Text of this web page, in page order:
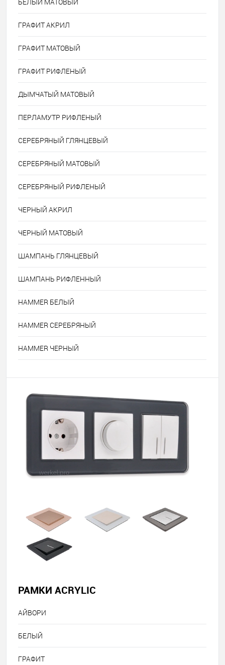
ГРАФИТ АКРИЛ
ГРАФИТ МАТОВЫЙ
ГРАФИТ РИФЛЕНЫЙ
ДЫМЧАТЫЙ МАТОВЫЙ
ПЕРЛАМУТР РИФЛЕНЫЙ
СЕРЕБРЯНЫЙ ГЛЯНЦЕВЫЙ
СЕРЕБРЯНЫЙ МАТОВЫЙ
СЕРЕБРЯНЫЙ РИФЛЕНЫЙ
ЧЕРНЫЙ АКРИЛ
ЧЕРНЫЙ МАТОВЫЙ
ШАМПАНЬ ГЛЯНЦЕВЫЙ
ШАМПАНЬ РИФЛЕННЫЙ
HAMMER БЕЛЫЙ
HAMMER СЕРЕБРЯНЫЙ
HAMMER ЧЕРНЫЙ
РАМКИ ACRYLIC
АЙВОРИ
БЕЛЫЙ
ГРАФИТ